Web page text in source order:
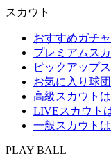
スカウト
おすすめガチ
プレミアムス
ピックアップ
お気に入り球
高級スカウト
LIVEスカウト
一般スカウト
PLAY BALL